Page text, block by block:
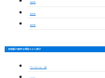
1LDK
2LDK
3LDK
前後駅の物件を間取りから探す
ワンルーム・1K